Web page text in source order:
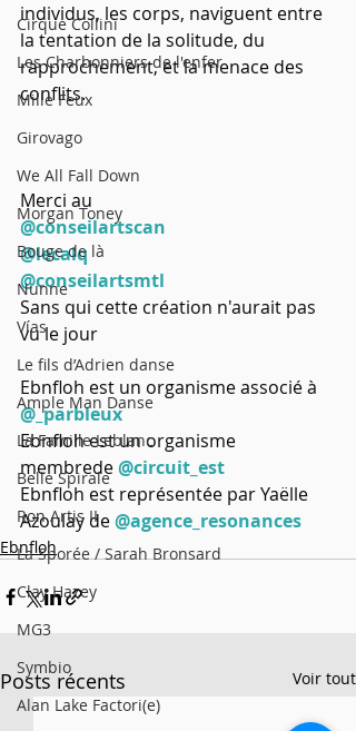
Cirque Collini
Les Charbonniers de l'enfer
Mille Feux
Girovago
We All Fall Down
Morgan Toney
Bouge de là
Nunne
Vías
Le fils d’Adrien danse
Ample Man Danse
La Famille Leblanc
Belle Spirale
Ron Artis II
La Sporée / Sarah Bronsard
Clay Hazey
MG3
Symbio
Alan Lake Factori(e)
individus, les corps, naviguent entre
la tentation de la solitude, du
rapprochement, et la menace des
conflits.
Merci au
@conseilartscan
@lecalq
@conseilartsmtl
Sans qui cette création n'aurait pas
vu le jour
Ebnfloh est un organisme associé à
@_parbleux
Ebnfloh est un organisme
membrede @circuit_est
Ebnfloh est représentée par Yaëlle
Azoulay de @agence_resonances
Ebnfloh
Posts récents Voir tout